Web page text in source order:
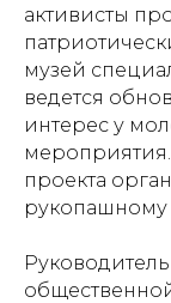
активисты
музей
ведется
интерес у
проекта